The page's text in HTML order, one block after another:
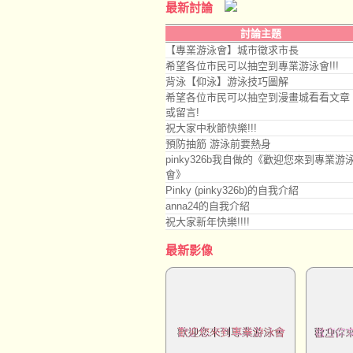
最新討論
討論主題
【專業游泳會】城市徵求市長
希望各位市民可以抽空到專業游泳會!!!
背泳【仰泳】游泳技巧圖解
希望各位市民可以抽空到漫畫城看看文章
或留言!
祝大家中秋節快樂!!!
預防抽筋 游泳前要熱身
pinky326b我自做的《歡迎您來到專業游
會》
Pinky (pinky326b)的自我介紹
anna24的自我介紹
祝大家新年快樂!!!!
最新影像